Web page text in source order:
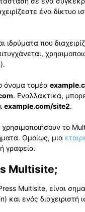
ένα δίκτυο
ιδρύματα που
όνομα τομέα
. Εναλλακτικά,
example.com/site2.
το
Ομοίως, μια
γραφεία.
Multisite;
Multisite, είναι
και ενός διαχειριστή